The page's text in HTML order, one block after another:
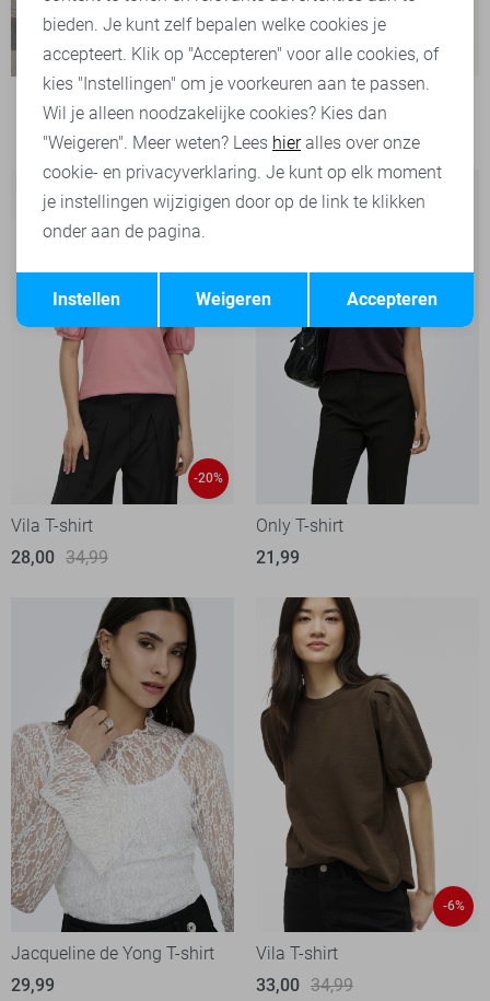
79,99
-20%
Vila T-shirt
28,00 34,99
Only T-shirt
21,99
Jacqueline de Yong T-shirt
29,99
-6%
Vila T-shirt
33,00 34,99
Terug Opslaan
bieden. Je kunt zelf bepalen welke cookies je
accepteert. Klik op "Accepteren" voor alle cookies, of
kies "Instellingen" om je voorkeuren aan te passen.
Wil je alleen noodzakelijke cookies? Kies dan
"Weigeren". Meer weten? Lees hieralles over onze
cookie- en privacyverklaring. Je kunt op elk moment
je instellingen wijzigigen door op de link te klikken
onder aan de pagina.
Accepteren
Weigeren
Instellen